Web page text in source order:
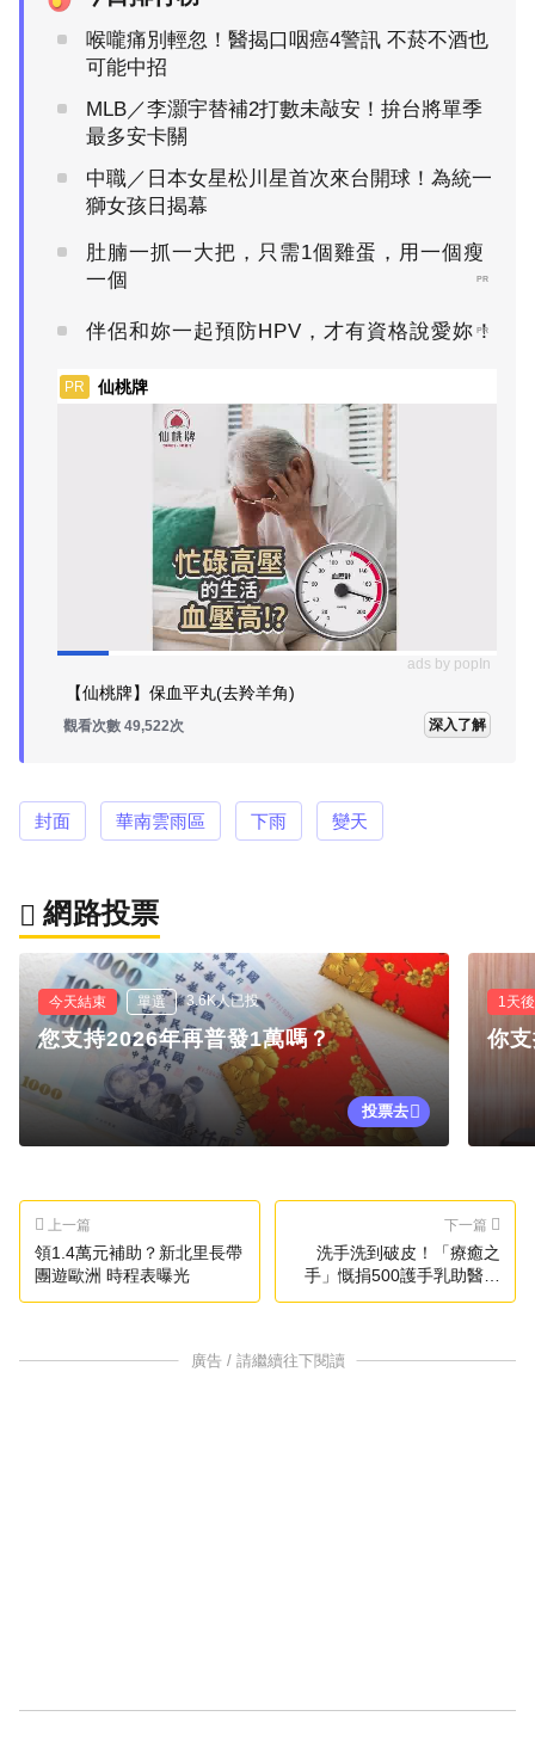
喉嚨痛別輕忽！醫揭口咽癌4警訊 不菸不酒也
可能中招
MLB／李灝宇替補2打數未敲安！拚台將單季
最多安卡關
中職／日本女星松川星首次來台開球！為統一
獅女孩日揭幕
肚腩一抓一大把，只需1個雞蛋，用一個瘦
一個
PR
伴侶和妳一起預防HPV，才有資格說愛妳！
PR
PR 仙桃牌
ads by popIn
【仙桃牌】保血平丸(去羚羊角)
觀看次數 49,522次 深入了解
封面 華南雲雨區 下雨 變天
網路投票
今天結束 單選 3.6K人已投
您支持2026年再普發1萬嗎？
投票去
1天
你
上一篇
領1.4萬元補助？新北里長帶
團遊歐洲 時程表曝光
下一篇
洗手洗到破皮！「療癒之
手」慨捐500護手乳助醫護
被讚爆
廣告 / 請繼續往下閱讀